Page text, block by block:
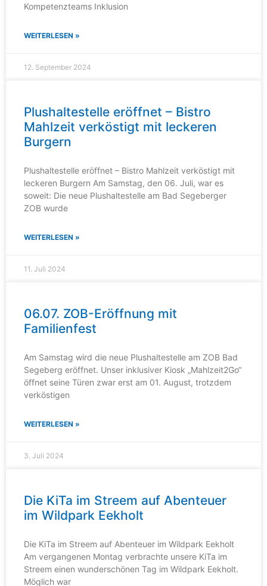
Kompetenzteams Inklusion
WEITERLESEN »
12. September 2024
Plushaltestelle eröffnet – Bistro
Mahlzeit verköstigt mit leckeren
Burgern
Plushaltestelle eröffnet – Bistro Mahlzeit verköstigt mit
leckeren Burgern Am Samstag, den 06. Juli, war es
soweit: Die neue Plushaltestelle am Bad Segeberger
ZOB wurde
WEITERLESEN »
11. Juli 2024
06.07. ZOB-Eröffnung mit
Familienfest
Am Samstag wird die neue Plushaltestelle am ZOB Bad
Segeberg eröffnet. Unser inklusiver Kiosk „Mahlzeit2Go“
öffnet seine Türen zwar erst am 01. August, trotzdem
verköstigen
WEITERLESEN »
3. Juli 2024
Die KiTa im Streem auf Abenteuer
im Wildpark Eekholt
Die KiTa im Streem auf Abenteuer im Wildpark Eekholt
Am vergangenen Montag verbrachte unsere KiTa im
Streem einen wunderschönen Tag im Wildpark Eekholt.
Möglich war